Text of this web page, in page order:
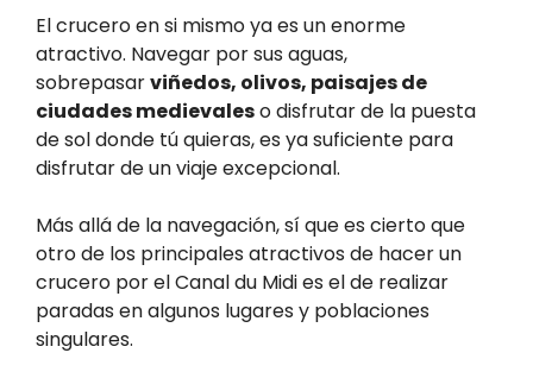
El crucero en si mismo ya es un enorme
atractivo. Navegar por sus aguas,
sobrepasarviñedos, olivos, paisajes de
ciudades medievaleso disfrutar de la puesta
de sol donde tú quieras, es ya suficiente para
disfrutar de un viaje excepcional.
Más allá de la navegación, sí que es cierto que
otro de los principales atractivos de hacer un
crucero por el Canal du Midi es el de realizar
paradas en algunos lugares y poblaciones
singulares.